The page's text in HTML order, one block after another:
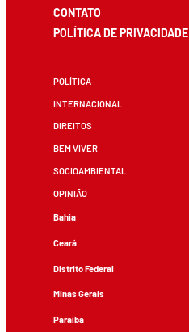
CONTATO
POLÍTICA DE PRIVACIDADE
POLÍTICA
INTERNACIONAL
DIREITOS
BEM VIVER
SOCIOAMBIENTAL
OPINIÃO
Bahia
Ceará
Distrito Federal
Minas Gerais
Paraíba